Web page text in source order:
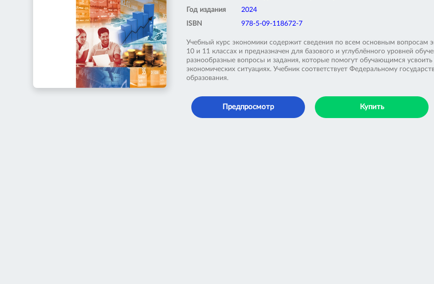
Год издания
2024
ISBN
978-5-09-118672-7
Учебный курс экономики содержит сведения по всем основным вопросам
10 и 11 классах и предназначен для базового и углублённого уровней
разнообразные вопросы и задания, которые помогут обучающимся
экономических ситуациях. Учебник соответствует Федеральному
образования.
Предпросмотр Купить